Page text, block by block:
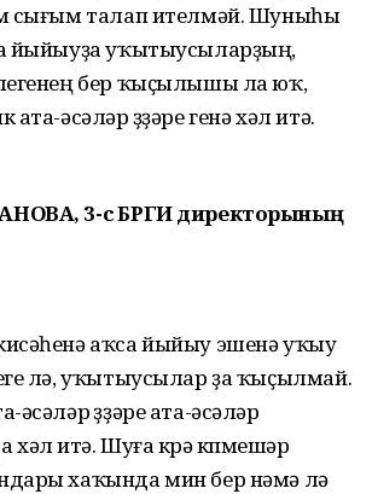
сығым талап ителмәй. Шуныһы
йыйыуҙа уҡытыусыларҙың,
бер ҡыҫылышы ла юҡ,
әсәләр үҙҙәре генә хәл итә.
3-сө БРГИ директорының
аҡса йыйыу эшенә уҡыу
лә, уҡытыусылар ҙа ҡыҫылмай.
үҙҙәре ата-әсәләр
итә. Шуға күрә күпмешәр
хаҡында мин бер нәмә лә